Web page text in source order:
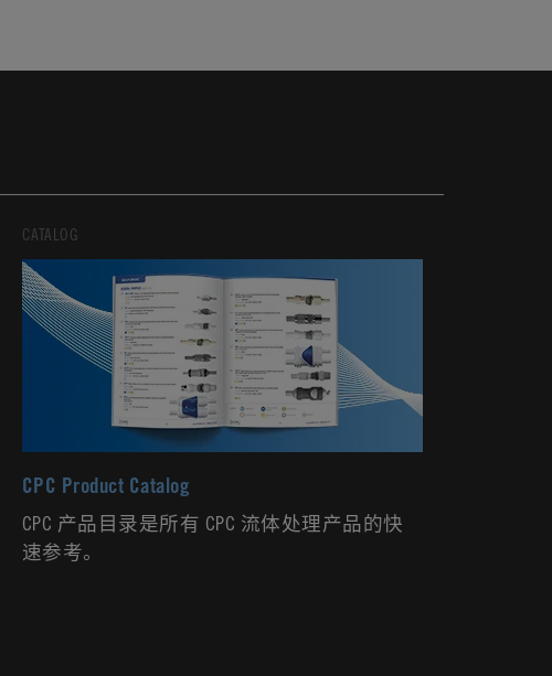
CATALOG
CPC Product Catalog
CPC 产品目录是所有 CPC 流体处理产品的快
速参考。